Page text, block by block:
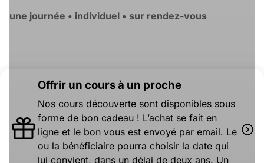
une journée • individuel • sur rendez-vous
Offrir un cours à un proche
Nos cours découverte sont disponibles sous
forme de bon cadeau ! L’achat se fait en
ligne et le bon vous est envoyé par email. Le
ou la bénéficiaire pourra choisir la date qui
lui convient, dans un délai de deux ans. Un